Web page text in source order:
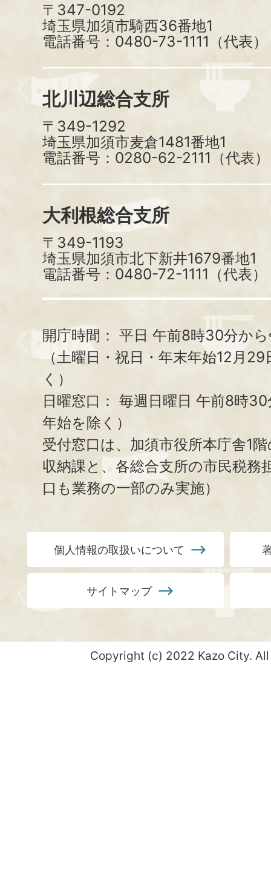
〒347-0192
埼玉県加須市騎西36番地1
電話番号：0480-73-1111（代表）
北川辺総合支所
〒349-1292
埼玉県加須市麦倉1481番地1
電話番号：0280-62-2111（代表）
大利根総合支所
〒349-1193
埼玉県加須市北下新井1679番地1
電話番号：0480-72-1111（代表）
開庁時間： 平日 午前8時30分か
（土曜日・祝日・年末年始12月
く）
日曜窓口： 毎週日曜日 午前8時
年始を除く）
受付窓口は、加須市役所本庁舎1
収納課と、 各総合支所の市民税務
口も業務の一部のみ実施）
個人情報の取扱いについて
サイトマップ
Copyright (c) 2022 Kazo City.